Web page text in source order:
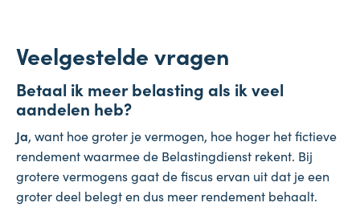
Veelgestelde vragen
Betaal ik meer belasting als ik veel
aandelen heb?
Ja, want hoe groter je vermogen, hoe hoger het fictieve
rendement waarmee de Belastingdienst rekent. Bij
grotere vermogens gaat de fiscus ervan uit dat je een
groter deel belegt en dus meer rendement behaalt.